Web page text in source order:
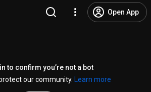
Open App
to confirm you’re not a bot
our community.
Learn more